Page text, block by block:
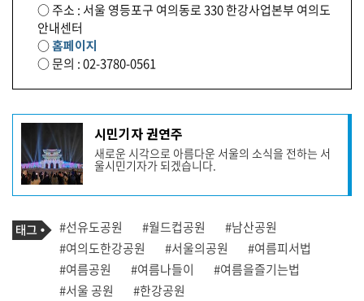
○ 주소 : 서울 영등포구 여의동로 330 한강사업본부 여의도
안내센터
○홈페이지
○ 문의 : 02-3780-0561
기
사
작
성
자
프
필
시민기자 권연주
새로운 시각으로 아름다운 서울의 소식을 전하는 서
울시민기자가 되겠습니다.
기
사
관
련
태
그
태
그
#선유도공원 #월드컵공원
#남산공원
#여의도한강공원
#서울의공원
#여름피서법
#여름공원
#여름나들이
#여름을즐기는법
#서울 공원
#한강공원